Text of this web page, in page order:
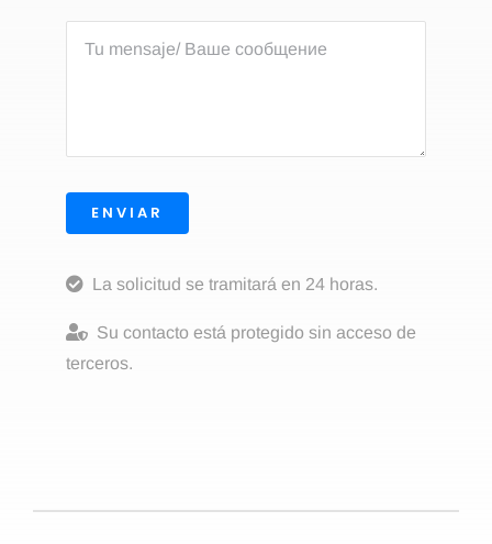
ENVIAR
La solicitud se tramitará en 24 horas.
Su contacto está protegido sin acceso de
terceros.